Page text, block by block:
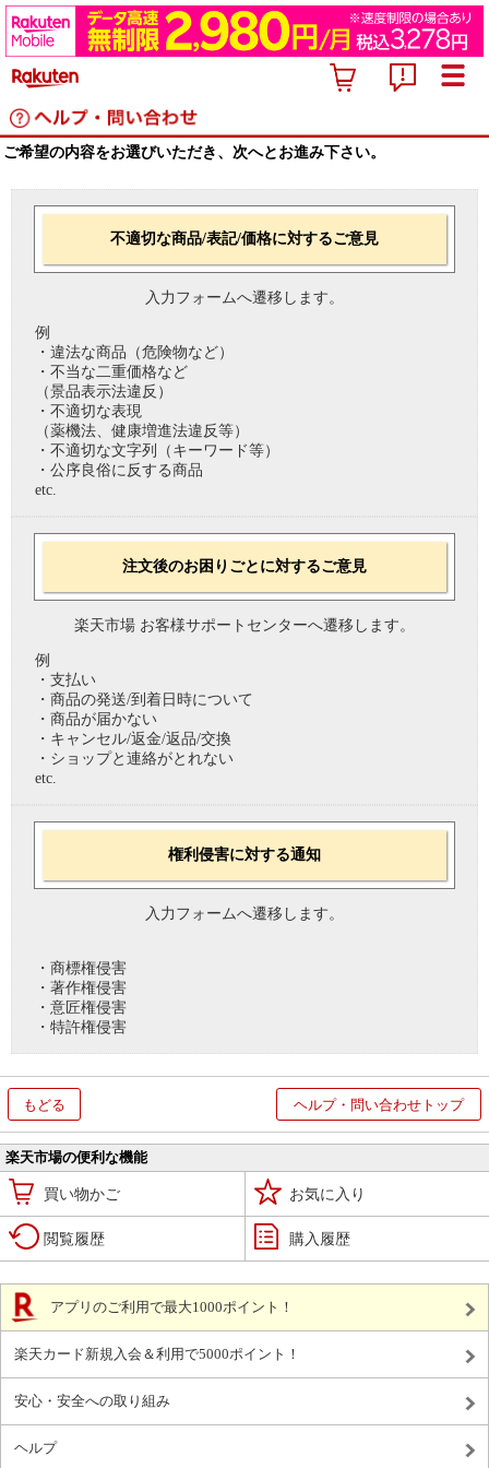
ご希望の内容をお選びいただき、次へとお進み下さい。
不適切な商品/表記/価格に対するご意見
入力フォームへ遷移します。
例
・違法な商品（危険物など）
・不当な二重価格など
（景品表示法違反）
・不適切な表現
（薬機法、健康増進法違反等）
・不適切な文字列（キーワード等）
・公序良俗に反する商品
etc.
注文後のお困りごとに対するご意見
楽天市場 お客様サポートセンターへ遷移します。
例
・支払い
・商品の発送/到着日時について
・商品が届かない
・キャンセル/返金/返品/交換
・ショップと連絡がとれない
etc.
権利侵害に対する通知
入力フォームへ遷移します。
・商標権侵害
・著作権侵害
・意匠権侵害
・特許権侵害
もどる ヘルプ・問い合わせトップ
楽天市場の便利な機能
買い物かご お気に入り
閲覧履歴 購入履歴
アプリのご利用で最大1000ポイント！
楽天カード新規入会＆利用で5000ポイント！
安心・安全への取り組み
ヘルプ